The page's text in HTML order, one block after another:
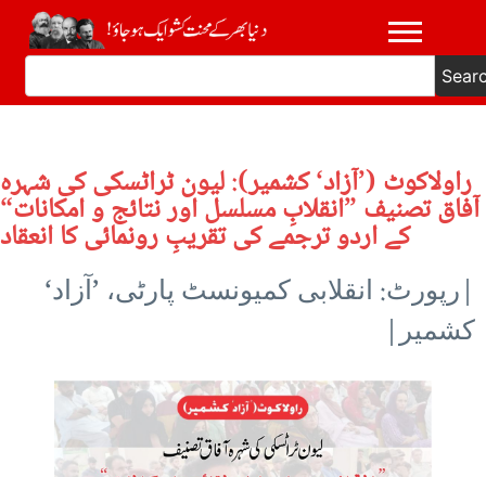
راولاکوٹ (’آزاد‘ کشمیر): لیون ٹراٹسکی کی شہرہ
آفاق تصنیف ”انقلابِ مسلسل اور نتائج و امکانات“
کے اردو ترجمے کی تقریبِ رونمائی کا انعقاد
|رپورٹ: انقلابی کمیونسٹ پارٹی، ’آزاد‘
کشمیر|